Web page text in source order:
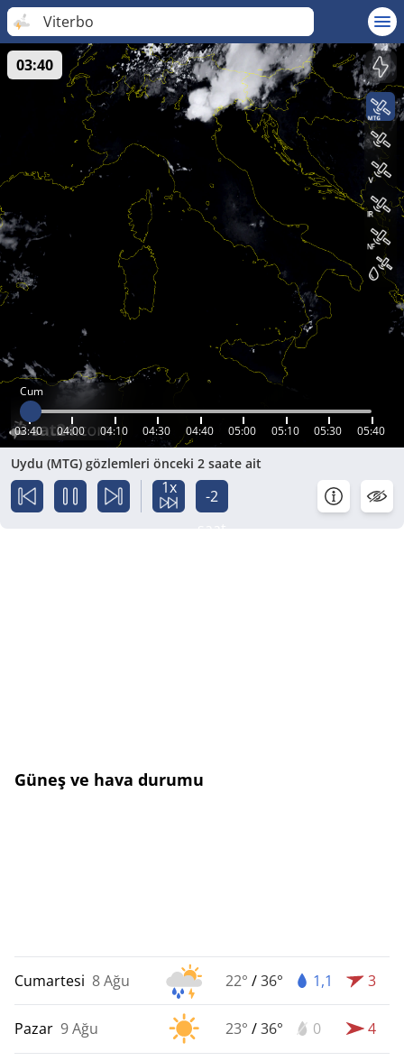
Viterbo
Cum
03:40 04:00 04:10 04:30 04:40 05:00 05:10 05:30 05:40
03:40
Uydu (MTG) gözlemleri önceki 2 saate ait
1x
-2
Güneş ve hava durumu
Cumartesi 8 Ağu 22° /36° 1,1 3
Pazar 9 Ağu 23° /36° 0 4